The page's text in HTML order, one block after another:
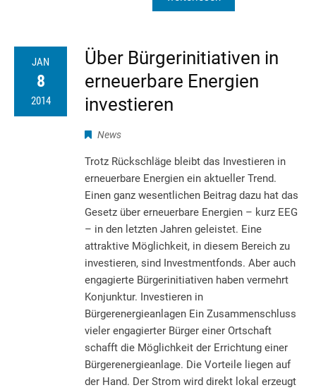
JAN
8
2014
Über Bürgerinitiativen in
erneuerbare Energien
investieren
News
Trotz Rückschläge bleibt das Investieren in
erneuerbare Energien ein aktueller Trend.
Einen ganz wesentlichen Beitrag dazu hat das
Gesetz über erneuerbare Energien – kurz EEG
– in den letzten Jahren geleistet. Eine
attraktive Möglichkeit, in diesem Bereich zu
investieren, sind Investmentfonds. Aber auch
engagierte Bürgerinitiativen haben vermehrt
Konjunktur. Investieren in
Bürgerenergieanlagen Ein Zusammenschluss
vieler engagierter Bürger einer Ortschaft
schafft die Möglichkeit der Errichtung einer
Bürgerenergieanlage. Die Vorteile liegen auf
der Hand. Der Strom wird direkt lokal erzeugt